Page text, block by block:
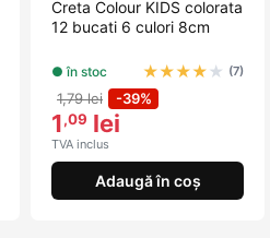
Creta Colour KIDS colorata
12 bucati 6 culori 8cm
● în stoc ★★★★ ★ (7)
1,79 lei -39%
1,09 lei
TVA inclus
Adaugă în coș